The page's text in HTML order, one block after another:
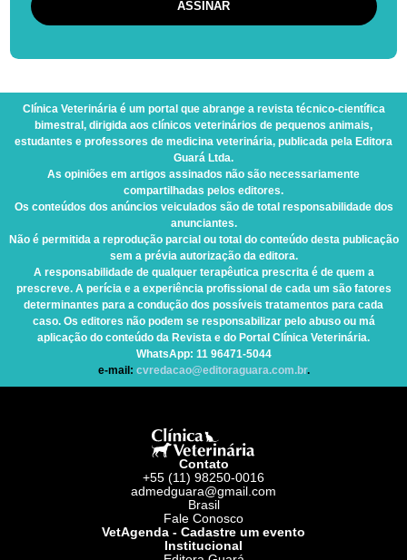
Clínica Veterinária é um portal que abrange a revista técnico-científica
bimestral, dirigida aos clínicos veterinários de pequenos animais,
estudantes e professores de medicina veterinária, publicada pela Editora
Guará Ltda.
As opiniões em artigos assinados não são necessariamente
compartilhadas pelos editores.
Os conteúdos dos anúncios veiculados são de total responsabilidade dos
anunciantes.
Não é permitida a reprodução parcial ou total do conteúdo desta publicação
sem a prévia autorização da editora.
A responsabilidade de qualquer terapêutica prescrita é de quem a
prescreve. A perícia e a experiência profissional de cada um são fatores
determinantes para a condução dos possíveis tratamentos para cada
caso. Os editores não podem se responsabilizar pelo abuso ou má
aplicação do conteúdo da Revista e do Portal Clínica Veterinária.
WhatsApp: 11 96471-5044
e-mail: cvredacao@editoraguara.com.br.
Contato
+55 (11) 98250-0016
admedguara@gmail.com
Brasil
Fale Conosco
VetAgenda - Cadastre um evento
Institucional